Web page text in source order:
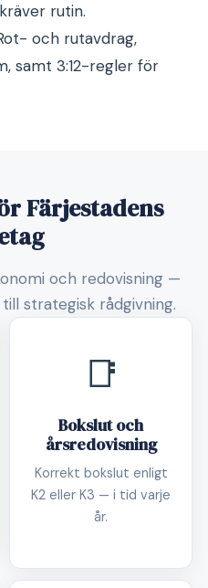
rutin.
och rutavdrag,
samt 3:12-regler för
Färjestadens
och redovisning —
strategisk rådgivning.
📑
Bokslut och
årsredovisning
Korrekt bokslut enligt
K2 eller K3 — i tid varje
år.